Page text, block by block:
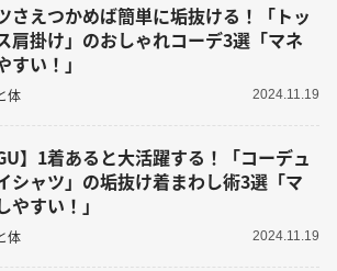
さえつかめば簡単に垢抜ける！「トッ
肩掛け」のおしゃれコーデ3選「マネ
すい！」
体 2024.11.19
GU】1着あると大活躍する！「コーデュ
シャツ」の垢抜け着まわし術3選「マ
やすい！」
体 2024.11.19